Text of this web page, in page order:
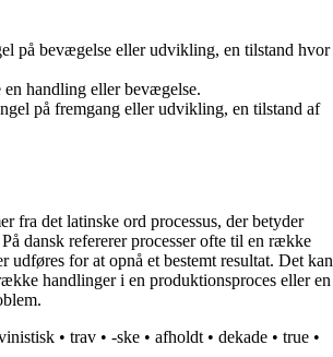
på bevægelse eller udvikling, en tilstand hvor
en handling eller bevægelse.
på fremgang eller udvikling, en tilstand af
fra det latinske ord processus, der betyder
dansk refererer processer ofte til en række
udføres for at opnå et bestemt resultat. Det kan
handlinger i en produktionsproces eller en
• trav • -ske • afholdt • dekade • true •